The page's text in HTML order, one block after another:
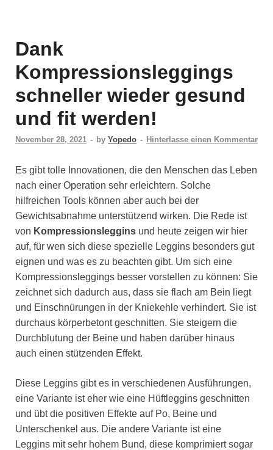
Dank
Kompressionsleggings
schneller wieder gesund
und fit werden!
November 28, 2021 - by Yopedo - Hinterlasse einen Kommentar
Es gibt tolle Innovationen, die den Menschen das Leben
nach einer Operation sehr erleichtern. Solche
hilfreichen Tools können aber auch bei der
Gewichtsabnahme unterstützend wirken. Die Rede ist
von Kompressionsleggins und heute zeigen wir hier
auf, für wen sich diese spezielle Leggins besonders gut
eignen und was es zu beachten gibt. Um sich eine
Kompressionsleggings besser vorstellen zu können: Sie
zeichnet sich dadurch aus, dass sie flach am Bein liegt
und Einschnürungen in der Kniekehle verhindert. Sie ist
durchaus körperbetont geschnitten. Sie steigern die
Durchblutung der Beine und haben darüber hinaus
auch einen stützenden Effekt.
Diese Leggins gibt es in verschiedenen Ausführungen,
eine Variante ist eher wie eine Hüftleggins geschnitten
und übt die positiven Effekte auf Po, Beine und
Unterschenkel aus. Die andere Variante ist eine
Leggins mit sehr hohem Bund, diese komprimiert sogar